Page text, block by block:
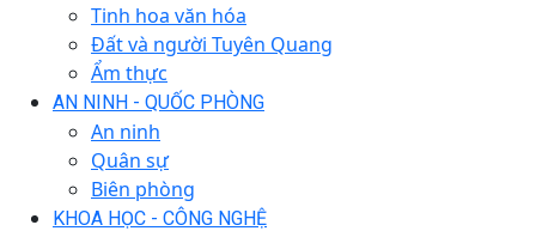
Tinh hoa văn hóa
Đất và người Tuyên Quang
Ẩm thực
AN NINH - QUỐC PHÒNG
An ninh
Quân sự
Biên phòng
KHOA HỌC - CÔNG NGHỆ